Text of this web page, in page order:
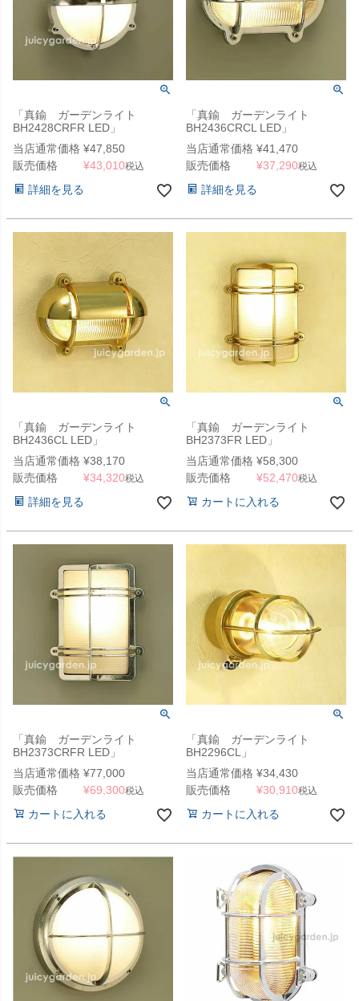
「真鍮 ガーデンライト
BH2428CRFR LED」
当店通常価格 ¥47,850
販売価格
¥43,010税込
詳細を見る
「真鍮 ガーデンライト
BH2436CRCL LED」
当店通常価格 ¥41,470
販売価格
¥37,290税込
詳細を見る
「真鍮 ガーデンライト
BH2436CL LED」
当店通常価格 ¥38,170
販売価格
¥34,320税込
詳細を見る
「真鍮 ガーデンライト
BH2373FR LED」
当店通常価格 ¥58,300
販売価格
¥52,470税込
カートに入れる
「真鍮 ガーデンライト
BH2373CRFR LED」
当店通常価格 ¥77,000
販売価格
¥69,300税込
カートに入れる
「真鍮 ガーデンライト
BH2296CL」
当店通常価格 ¥34,430
販売価格
¥30,910税込
カートに入れる